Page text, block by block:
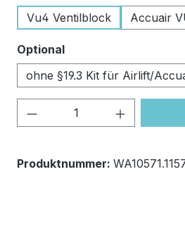
Vu4 Ventilblock
Accuair
Optionalauswählen
ohne §19.3 Kit für Airlift/
Produkt Anzahl:
Produktnummer: